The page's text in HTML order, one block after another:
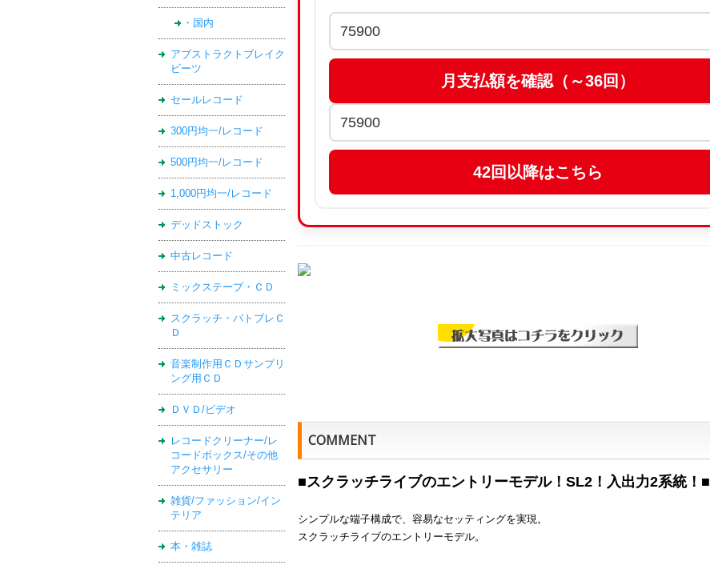
・国内
アブストラクトブレイク
ビーツ
セールレコード
300円均一/レコード
500円均一/レコード
1,000円均一/レコード
デッドストック
中古レコード
ミックステープ・ＣＤ
スクラッチ・バトブレＣ
Ｄ
音楽制作用ＣＤサンプリ
ング用ＣＤ
ＤＶＤ/ビデオ
レコードクリーナー/レ
コードボックス/その他
アクセサリー
雑貨/ファッション/イン
テリア
本・雑誌
COMMENT
■スクラッチライブのエントリーモデル！SL2！入出力2系統！■
シンプルな端子構成で、容易なセッティングを実現。
スクラッチライブのエントリーモデル。